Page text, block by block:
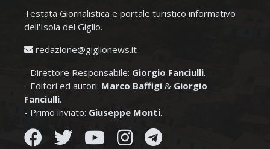
Testata Giornalistica e portale turistico informativo
dell'Isola del Giglio.
redazione@giglionews.it
- Direttore Responsabile: Giorgio Fanciulli.
- Editori ed autori: Marco Baffigi & Giorgio
Fanciulli.
- Primo inviato: Giuseppe Monti.